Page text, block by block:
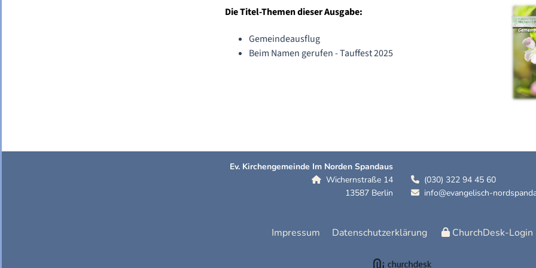
Die Titel-Themen dieser Ausgabe:
Gemeindeausflug
Beim Namen gerufen - Tauffest 2025
Ev. Kirchengemeinde Im Norden Spandaus
 Wichernstraße 14
13587 Berlin
 (030) 322 94 45 60
 info@evangelisch-
Impressum Datenschutzerklärung ChurchDesk-Login